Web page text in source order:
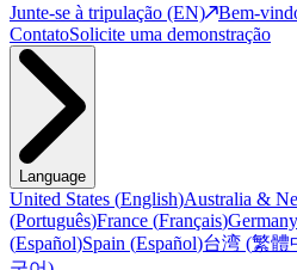
Junte-se à tripulação (EN)
Bem-
ContatoSolicite uma demonstração
Language
United States (English)Australia &
(Português)France (Français)Germany
(Español)Spain (Español)台湾 (繁體